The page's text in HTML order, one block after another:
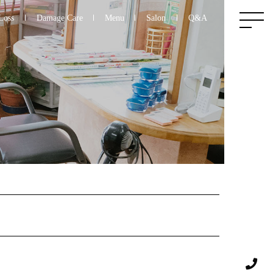
Damage Care Menu Salon Q&A